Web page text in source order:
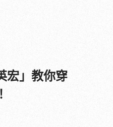
宏」教你穿